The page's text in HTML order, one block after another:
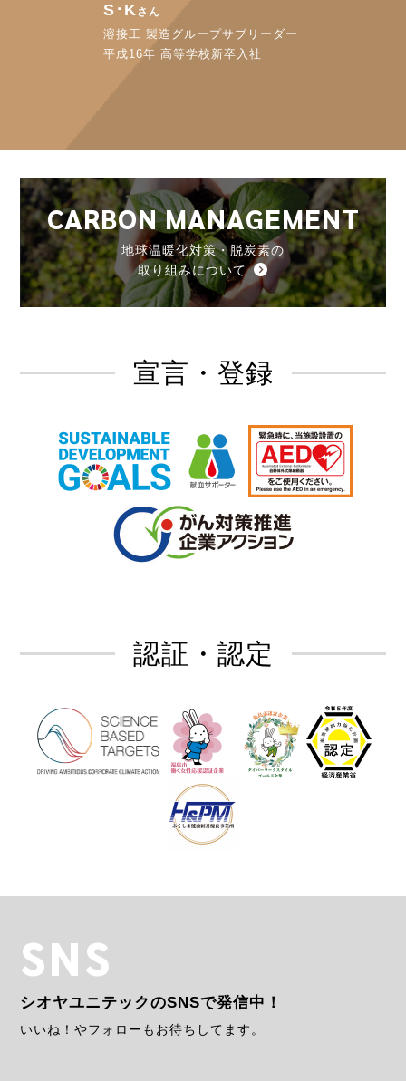
S･Kさん
溶接工 製造グループサブリーダー
平成16年 高等学校新卒入社
CARBON MANAGEMENT
地球温暖化対策・脱炭素の
取り組みについて
宣言・登録
認証・認定
SNS
シオヤユニテックのSNSで発信中！
いいね！やフォローもお待ちしてます。